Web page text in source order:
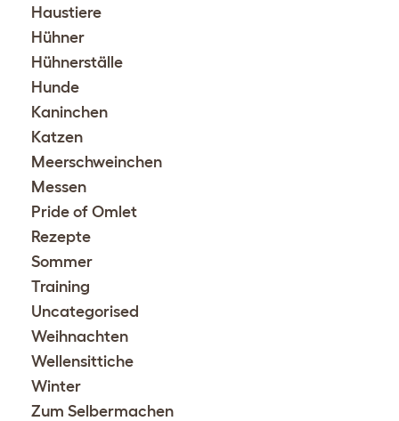
Haustiere
Hühner
Hühnerställe
Hunde
Kaninchen
Katzen
Meerschweinchen
Messen
Pride of Omlet
Rezepte
Sommer
Training
Uncategorised
Weihnachten
Wellensittiche
Winter
Zum Selbermachen